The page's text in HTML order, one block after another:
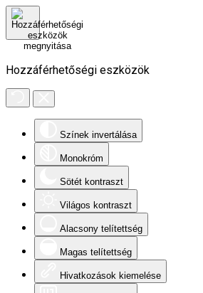
Hozzáférhetőségi eszközök
Színek invertálása
Monokróm
Sötét kontraszt
Világos kontraszt
Alacsony telítettség
Magas telítettség
Hivatkozások kiemelése